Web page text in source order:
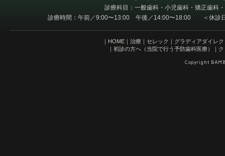
診療科目：一般歯科・小児歯科・矯正歯科
診療時間：午前／9:00〜13:00 午後／14:00〜18:00 ＜休診
｜ HOME ｜ 治療 ｜ セレック ｜ グラディアダイレク
｜ 初診の方へ（当院で行う予防歯科医療） ｜
Copyright